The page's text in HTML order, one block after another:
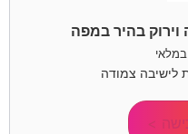
וירוק בהיר במפה
לישיבה צמודה
>